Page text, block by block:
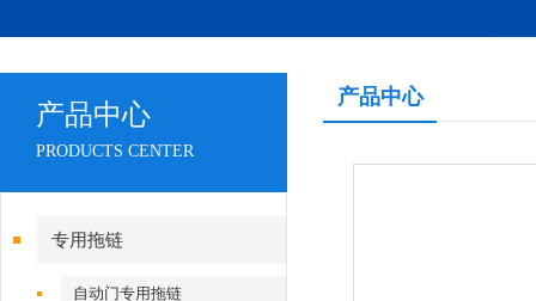
产品中心
PRODUCTS CENTER
专用拖链
自动门专用拖链
产品中心